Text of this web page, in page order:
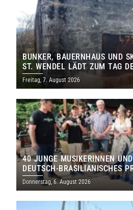
BUNKER, BAUERNHAUS UND
ST. WENDEL LÄDT ZUM TAG
DENKMALS EIN
Freitag, 7. August 2026
40 JUNGE MUSIKERINNEN
DEUTSCH-BRASILIANISCHES
THOLEY
Donnerstag, 6. August 2026